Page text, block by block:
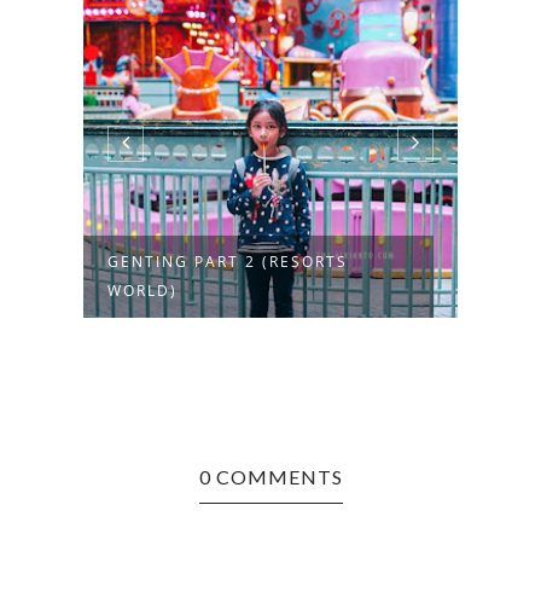
GENTING PART 2 (RESORTS
WORLD)
0 COMMENTS